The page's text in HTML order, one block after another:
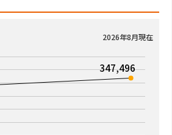
2026年8月現在
347,496